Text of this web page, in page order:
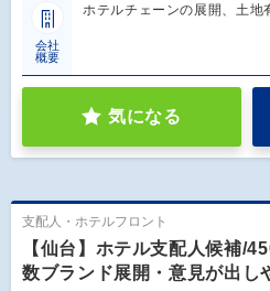
会社
概要
ホテルチェーンの展開、土地
気になる
支配人・ホテルフロント
【仙台】ホテル支配人候補/
数ブランド展開・意見が出し